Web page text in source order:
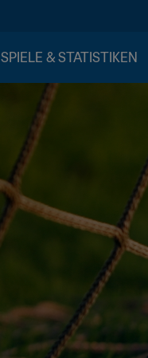
SPIELE & STATISTIKEN